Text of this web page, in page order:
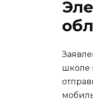
школе